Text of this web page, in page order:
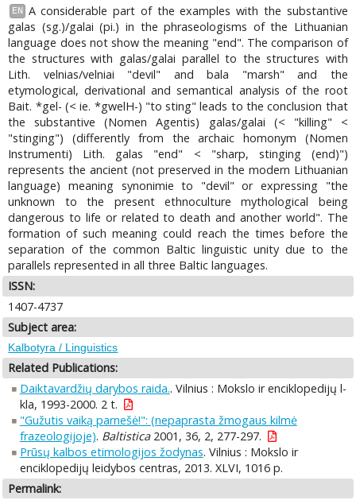
EN
A considerable part of the examples with the substantive
galas (sg.)/galai (pi.) in the phraseologisms of the Lithuanian
language does not show the meaning "end". The comparison of
the structures with galas/galai parallel to the structures with
Lith. velnias/velniai "devil" and bala "marsh" and the
etymological, derivational and semantical analysis of the root
Bait. *gel- (< ie. *gwelH-) "to sting" leads to the conclusion that
the substantive (Nomen Agentis) galas/galai (< "killing" <
"stinging") (differently from the archaic homonym (Nomen
Instrumenti) Lith. galas "end" < "sharp, stinging (end)")
represents the ancient (not preserved in the modern Lithuanian
language) meaning synonimie to "devil" or expressing "the
unknown to the present ethnoculture mythological being
dangerous to life or related to death and another world". The
formation of such meaning could reach the times before the
separation of the common Baltic linguistic unity due to the
parallels represented in all three Baltic languages.
ISSN:
1407-4737
Subject area:
Kalbotyra / Linguistics
Related Publications:
Daiktavardžių darybos raida.. Vilnius : Mokslo ir enciklopedijų l-
kla, 1993-2000. 2 t.
"Gužutis vaiką parnešė!": (nepaprasta žmogaus kilmė
frazeologijoje). Baltistica2001, 36, 2, 277-297.
Prūsų kalbos etimologijos žodynas. Vilnius : Mokslo ir
enciklopedijų leidybos centras, 2013. XLVI, 1016 p.
Permalink: